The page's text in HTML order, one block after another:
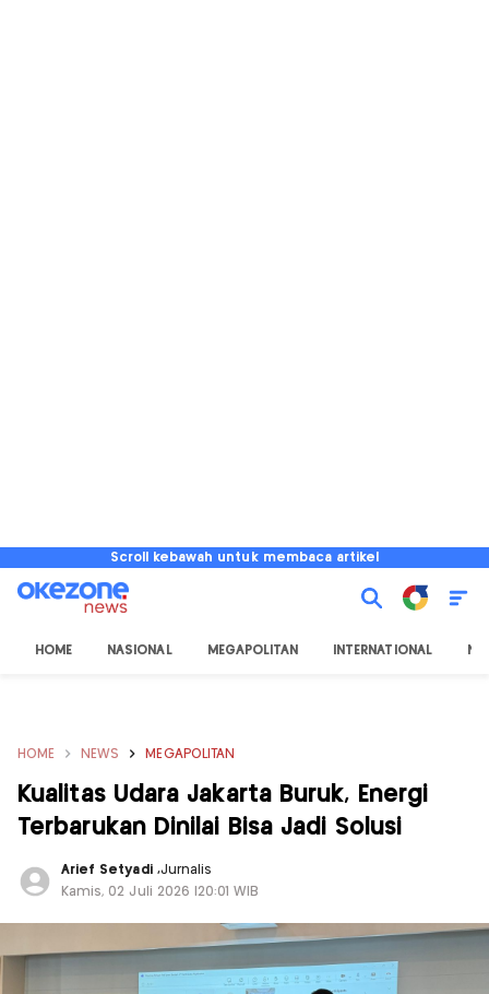
Scroll kebawah untuk membaca artikel
HOME NASIONAL MEGAPOLITAN INTERNATIONAL
HOME NEWS MEGAPOLITAN
Kualitas Udara Jakarta Buruk, Energi
Terbarukan Dinilai Bisa Jadi Solusi
Arief Setyadi ,Jurnalis
Kamis, 02 Juli 2026 |20:01 WIB